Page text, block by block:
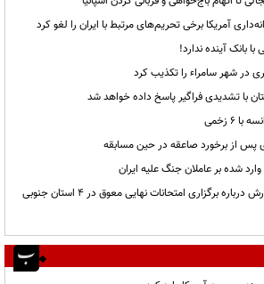
آمریکا برخی تحریم‌های مرتبط با ایران را لغو کرد
بانک آینده ندارد!
در شهر سامراء را تکذیب کرد
با تشدیدی فراگیر پاسخ داده خواهد شد
۶ زخمی
پس از برخورد صاعقه در حین مسابقه
شده بر عاملان جنگ علیه ایران
اطلاعیه وزارت آموزش و پرورش درباره برگزاری امتحانات نهایی معوق در 4 استان جنوبی